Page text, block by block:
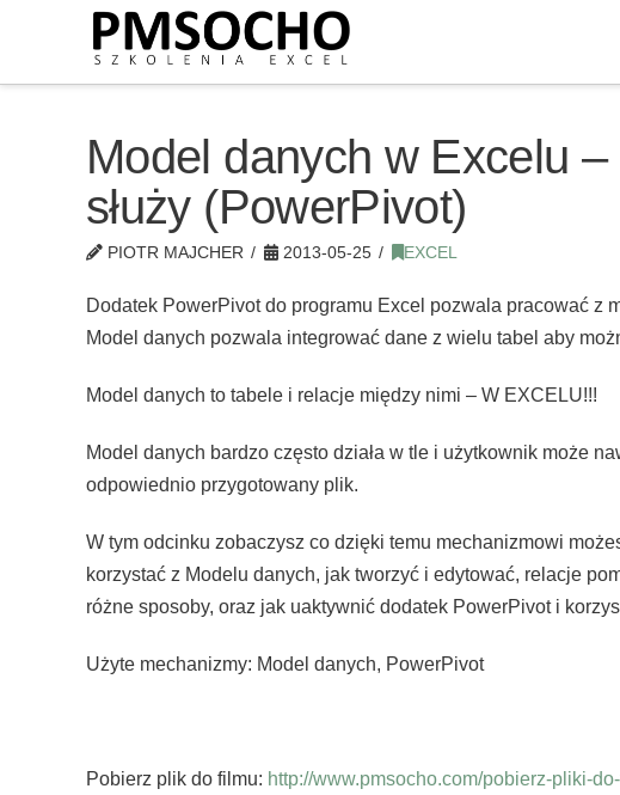
Model danych w Excelu
służy (PowerPivot)
PIOTR MAJCHER 2013-05-25 EXCEL
Dodatek PowerPivot do programu Excel pozwala pracować z
Model danych pozwala integrować dane z wielu tabel aby
Model danych to tabele i relacje między nimi – W EXCELU!!!
Model danych bardzo często działa w tle i użytkownik może
odpowiednio przygotowany plik.
W tym odcinku zobaczysz co dzięki temu mechanizmowi
korzystać z Modelu danych, jak tworzyć i edytować, relacje
różne sposoby, oraz jak uaktywnić dodatek PowerPivot i
Użyte mechanizmy: Model danych, PowerPivot
Pobierz plik do filmu: http://www.pmsocho.com/pobierz-pliki-